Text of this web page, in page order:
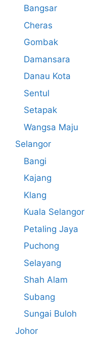
Bangsar
Cheras
Gombak
Damansara
Danau Kota
Sentul
Setapak
Wangsa Maju
Selangor
Bangi
Kajang
Klang
Kuala Selangor
Petaling Jaya
Puchong
Selayang
Shah Alam
Subang
Sungai Buloh
Johor